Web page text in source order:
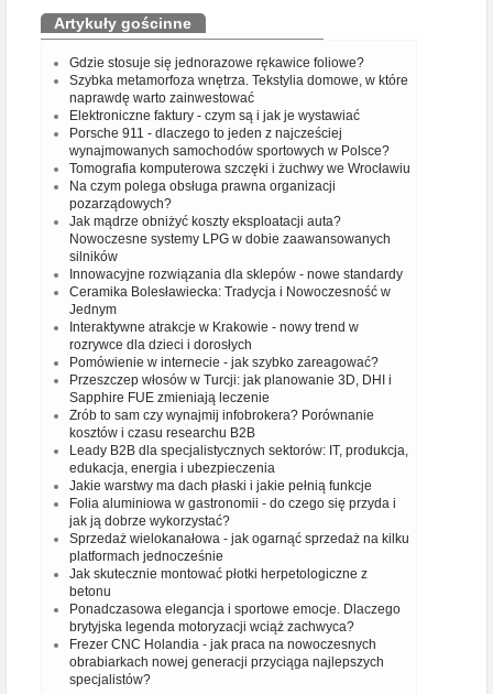
Artykuły gościnne
Gdzie stosuje się jednorazowe rękawice foliowe?
Szybka metamorfoza wnętrza. Tekstylia domowe, w które
naprawdę warto zainwestować
Elektroniczne faktury - czym są i jak je wystawiać
Porsche 911 - dlaczego to jeden z najcześciej
wynajmowanych samochodów sportowych w Polsce?
Tomografia komputerowa szczęki i żuchwy we Wrocławiu
Na czym polega obsługa prawna organizacji
pozarządowych?
Jak mądrze obniżyć koszty eksploatacji auta?
Nowoczesne systemy LPG w dobie zaawansowanych
silników
Innowacyjne rozwiązania dla sklepów - nowe standardy
Ceramika Bolesławiecka: Tradycja i Nowoczesność w
Jednym
Interaktywne atrakcje w Krakowie - nowy trend w
rozrywce dla dzieci i dorosłych
Pomówienie w internecie - jak szybko zareagować?
Przeszczep włosów w Turcji: jak planowanie 3D, DHI i
Sapphire FUE zmieniają leczenie
Zrób to sam czy wynajmij infobrokera? Porównanie
kosztów i czasu researchu B2B
Leady B2B dla specjalistycznych sektorów: IT, produkcja,
edukacja, energia i ubezpieczenia
Jakie warstwy ma dach płaski i jakie pełnią funkcje
Folia aluminiowa w gastronomii - do czego się przyda i
jak ją dobrze wykorzystać?
Sprzedaż wielokanałowa - jak ogarnąć sprzedaż na kilku
platformach jednocześnie
Jak skutecznie montować płotki herpetologiczne z
betonu
Ponadczasowa elegancja i sportowe emocje. Dlaczego
brytyjska legenda motoryzacji wciąż zachwyca?
Frezer CNC Holandia - jak praca na nowoczesnych
obrabiarkach nowej generacji przyciąga najlepszych
specjalistów?